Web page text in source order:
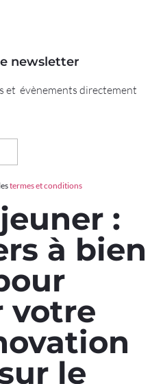
newsletter
et évènements directement
termes et conditions
:
à bien
votre
le